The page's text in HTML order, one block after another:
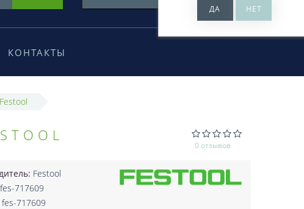
КОНТАКТЫ
0 отзывов
Festool
fes-717609
fes-717609